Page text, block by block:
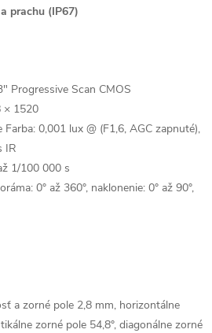
prachu (IP67)
Progressive Scan CMOS
× 1520
Farba: 0,001 lux @ (F1,6, AGC zapnuté),
IR
1/100 000 s
0° až 360°, naklonenie: 0° až 90°,
a zorné pole 2,8 mm, horizontálne
zorné pole 54,8°, diagonálne zorné